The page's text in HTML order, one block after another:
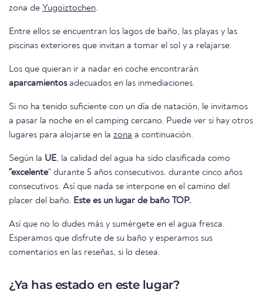
zona de Yugoiztochen.
Entre ellos se encuentran los lagos de baño, las playas y las
piscinas exteriores que invitan a tomar el sol y a relajarse.
Los que quieran ir a nadar en coche encontrarán
aparcamientosadecuados en las inmediaciones.
Si no ha tenido suficiente con un día de natación, le invitamos
a pasar la noche en el camping cercano. Puede ver si hay otros
lugares para alojarse en la zona a continuación.
Según la UE, la calidad del agua ha sido clasificada como
"excelente" durante 5 años consecutivos. durante cinco años
consecutivos. Así que nada se interpone en el camino del
placer del baño. Este es un lugar de baño TOP.
Así que no lo dudes más y sumérgete en el agua fresca.
Esperamos que disfrute de su baño y esperamos sus
comentarios en las reseñas, si lo desea.
¿Ya has estado en este lugar?